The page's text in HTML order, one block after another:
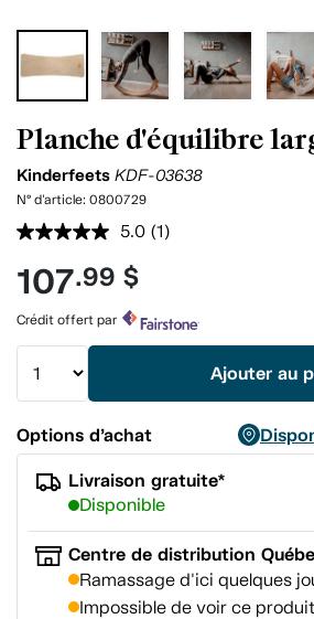
Planche d'équilibre
Kinderfeets KDF-03638
N° d'article: 0800729
5.0 Lire
la
même
(1)
107.99 $
Crédit offert par
Ajouter au
Options d’achat
Livraison gratuite*
Disponible
Centre de distribution
Ramassage d'ici quelques
Impossible de voir ce